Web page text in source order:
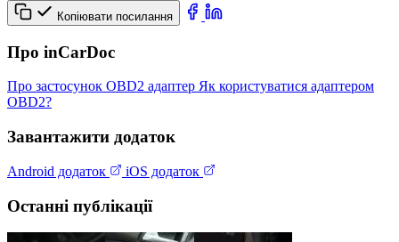
Копіювати посилання
Про inCarDoc
Про застосунок OBD2 адаптер Як користуватися адаптером
OBD2?
Завантажити додаток
Android додаток iOS додаток
Останні публікації